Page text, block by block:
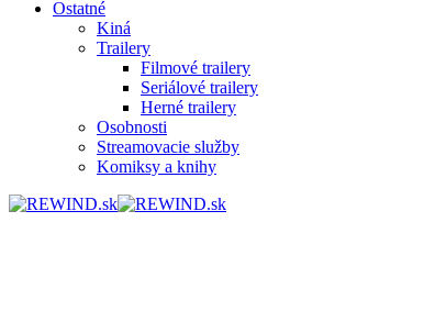
Ostatné
Kiná
Trailery
Filmové trailery
Seriálové trailery
Herné trailery
Osobnosti
Streamovacie služby
Komiksy a knihy